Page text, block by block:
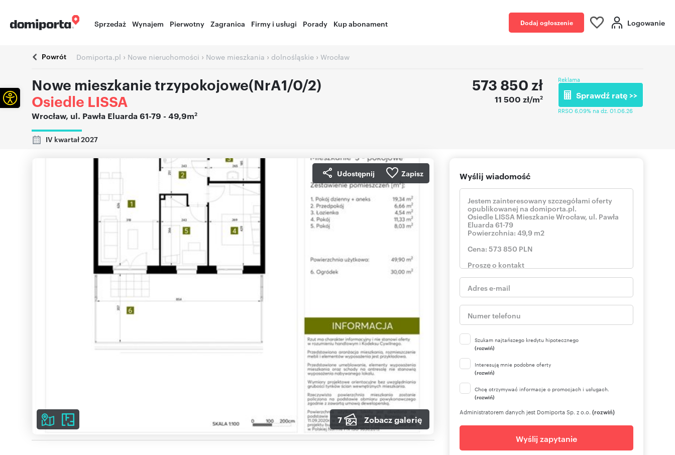
Sprzedaż Wynajem Pierwotny Zagranica Firmy i usługi Porady Kup abonament Dodaj ogłoszenie Logowanie
Powrót Domiporta.pl › Nowe nieruchomości › Nowe mieszkania › dolnośląskie › Wrocław
Nowe mieszkanie trzypokojowe(NrA1/0/2)
Osiedle LISSA
Wrocław, ul. Pawła Eluarda 61-79 - 49,9m2
IV kwartał 2027
573 850 zł
11 500 zł/m2
Reklama
Sprawdź ratę >>
RRSO 6,09% na dz. 01.06.26
Udostępnij Zapisz
7 Zobacz galerię
Wyślij wiadomość
Szukam najtańszego kredytu hipotecznego
(rozwiń)
Interesują mnie podobne oferty
(rozwiń)
Chcę otrzymywać informacje o promocjach i usługach.
(rozwiń)
Administratorem danych jest Domiporta Sp. z o.o. (rozwiń)
Wyślij zapytanie
Otwórz pasek narzędzi